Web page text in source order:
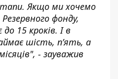
Якщо ми хочемо
фонду,
15 кроків. І в
шість, п’ять, а
- зауважив